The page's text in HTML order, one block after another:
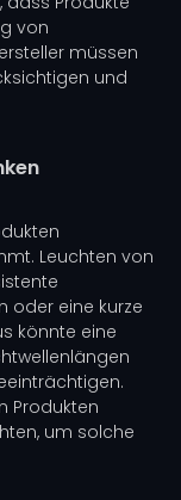
von
müssen
und
Leuchten von
oder eine kurze
könnte eine
Produkten
um solche